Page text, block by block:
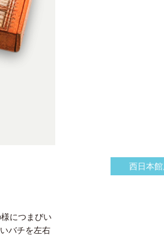
につまびい
バチを左右
西日本